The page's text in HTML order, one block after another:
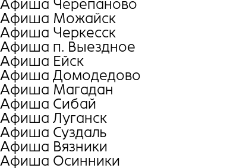
Афиша Черепаново
Афиша Можайск
Афиша Черкесск
Афиша п. Выездное
Афиша Ейск
Афиша Домодедово
Афиша Магадан
Афиша Сибай
Афиша Луганск
Афиша Суздаль
Афиша Вязники
Афиша Осинники